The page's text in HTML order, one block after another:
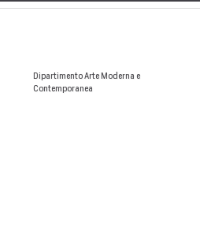
Dipartimento Arte Moderna e
Contemporanea